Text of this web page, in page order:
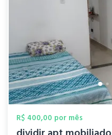
R$ 400,00 por mês